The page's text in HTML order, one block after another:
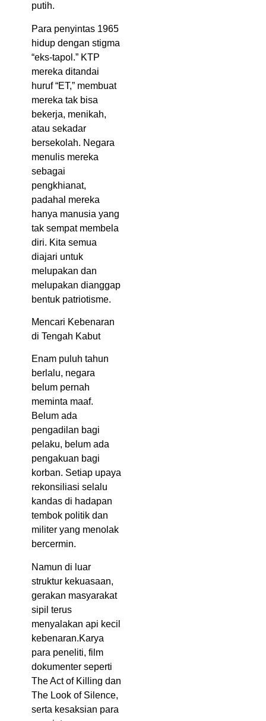
putih.
Para penyintas 1965
hidup dengan stigma
“eks-tapol.” KTP
mereka ditandai
huruf “ET,” membuat
mereka tak bisa
bekerja, menikah,
atau sekadar
bersekolah. Negara
menulis mereka
sebagai
pengkhianat,
padahal mereka
hanya manusia yang
tak sempat membela
diri. Kita semua
diajari untuk
melupakan dan
melupakan dianggap
bentuk patriotisme.
Mencari Kebenaran
di Tengah Kabut
Enam puluh tahun
berlalu, negara
belum pernah
meminta maaf.
Belum ada
pengadilan bagi
pelaku, belum ada
pengakuan bagi
korban. Setiap upaya
rekonsiliasi selalu
kandas di hadapan
tembok politik dan
militer yang menolak
bercermin.
Namun di luar
struktur kekuasaan,
gerakan masyarakat
sipil terus
menyalakan api kecil
kebenaran.Karya
para peneliti, film
dokumenter seperti
The Act of Killing dan
The Look of Silence,
serta kesaksian para